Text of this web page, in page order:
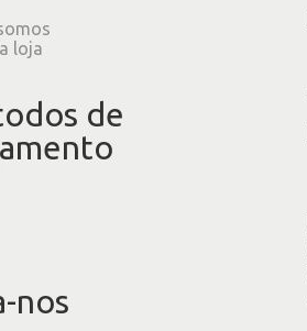
loja
de
nos